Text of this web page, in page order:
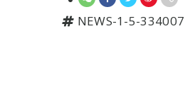
NEWS-1-5-334007